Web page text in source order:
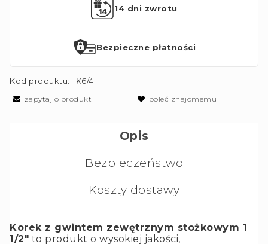
14 dni zwrotu
Bezpieczne płatności
Kod produktu: K6/4
zapytaj o produkt poleć znajomemu
Opis
Bezpieczeństwo
Koszty dostawy
Korek z gwintem zewętrznym stożkowym 1
1/2" to produkt o wysokiej jakości,